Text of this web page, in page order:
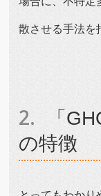
散させる手法を
「
の特徴